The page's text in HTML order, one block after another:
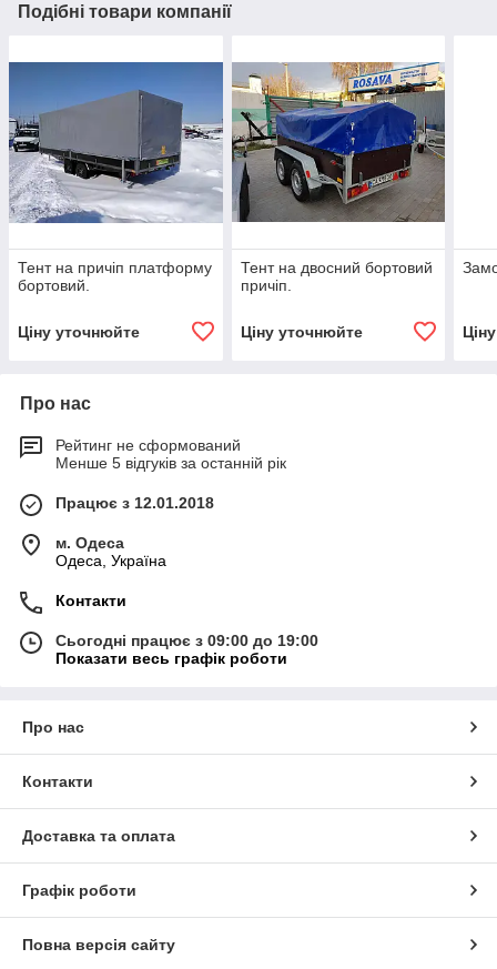
Подібні товари компанії
Тент на причіп платформу
бортовий.
Ціну уточнюйте
Тент на двосний бортовий
причіп.
Ціну уточнюйте
Про нас
Рейтинг не сформований
Менше 5 відгуків за останній рік
Працює з 12.01.2018
м. Одеса
Одеса, Україна
Контакти
Сьогодні працює з 09:00 до 19:00
Показати весь графік роботи
Про нас
Контакти
Доставка та оплата
Графік роботи
Повна версія сайту